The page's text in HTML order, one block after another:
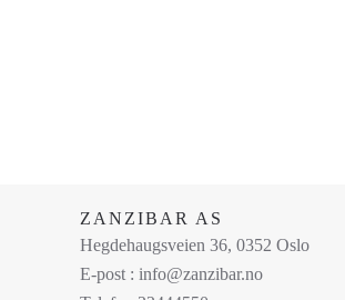
ZANZIBAR AS
Hegdehaugsveien 36, 0352 Oslo
E-post : info@zanzibar.no